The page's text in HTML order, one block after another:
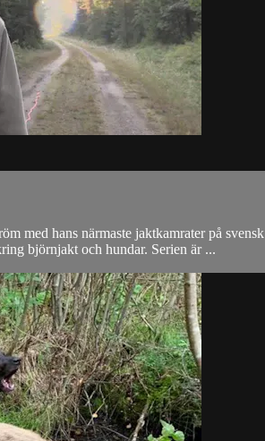
med hans närmaste jaktkamrater på
björnjakt och hundar. Serien är ...